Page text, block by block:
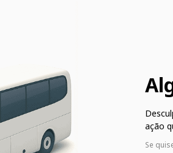
ação
Se